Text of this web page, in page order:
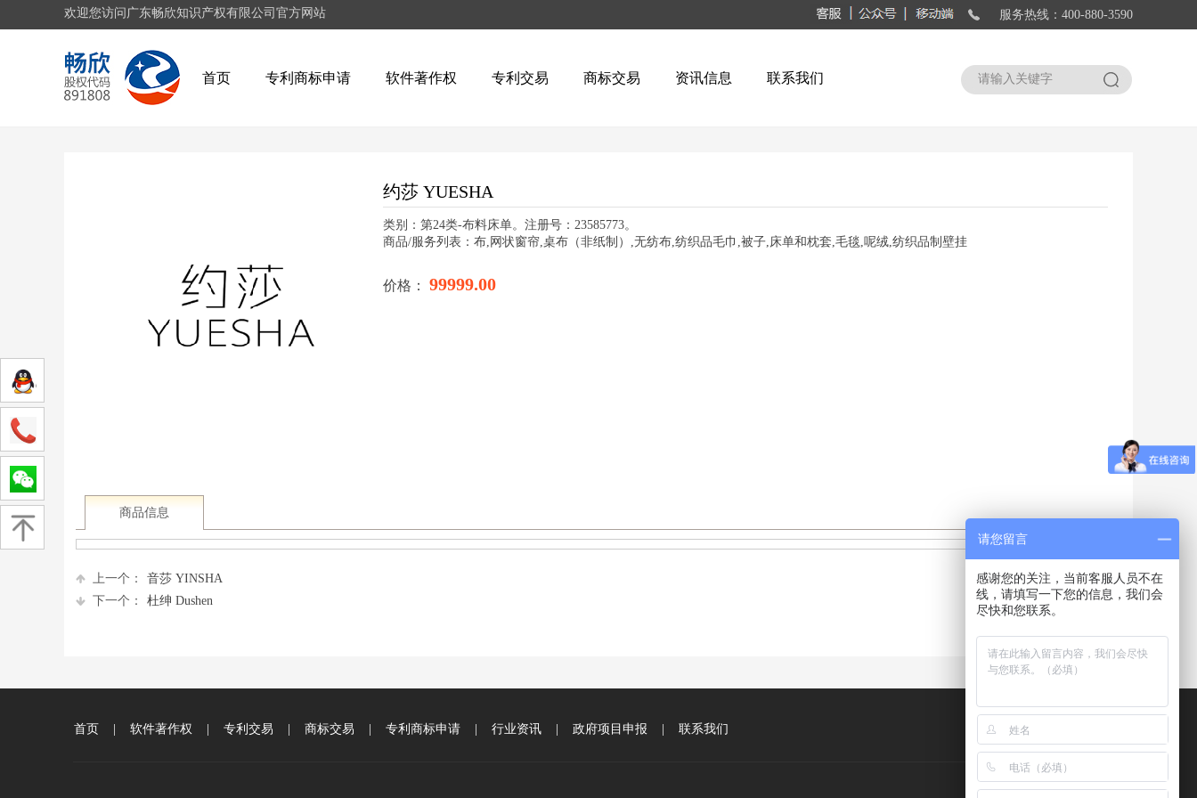
服务热线：400-880-3590
欢迎您访问广东畅欣知识产权有限公司官方网站
搜索
首页 专利商标申请 软件著作权 专利交易 商标交易 资讯信息 联系我们
约莎 YUESHA
类别：第24类-布料床单。注册号：23585773。
商品/服务列表：布,网状窗帘,桌布（非纸制）,无纺布,纺织品毛巾,被子,床单和枕套,毛毯,呢绒,纺织品制壁挂
价格： 99999.00
商品信息
上一个：
音莎 YINSHA
下一个：
杜绅 Dushen
首页 软件著作权 专利交易 商标交易 专利商标申请 行业资讯 政府项目申报 联系我们
请您留言
感谢您的关注，当前客服人员不在
线，请填写一下您的信息，我们会
尽快和您联系。